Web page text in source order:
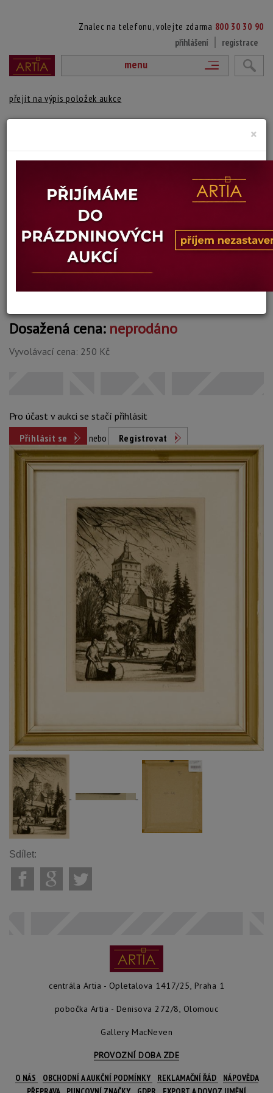
Znalec na telefonu, volejte zdarma 800 30 30 90
přihlášení
registrace
menu
přejít na výpis položek aukce
Pavel Šimon
signováno vpravo dole, paspartováno, zaskleno
Technika: litografie na kartonu
Šířka: 9 cm, výška: 13 cm, rámování: 23,5 x 19,5 cm
Stav: dobrý
20.07.2026 20:00 SELČ
Dosažená cena: neprodáno
Vyvolávací cena: 250 Kč
Pro účast v aukci se stačí přihlásit
Přihlásit se
nebo Registrovat
Sdílet:
centrála Artia - Opletalova 1417/25, Praha 1
pobočka Artia - Denisova 272/8, Olomouc
Gallery MacNeven
PROVOZNÍ DOBA ZDE
O NÁS OBCHODNÍ A AUKČNÍ PODMÍNKY REKLAMAČNÍ ŘÁD
NÁPOVĚDA
×